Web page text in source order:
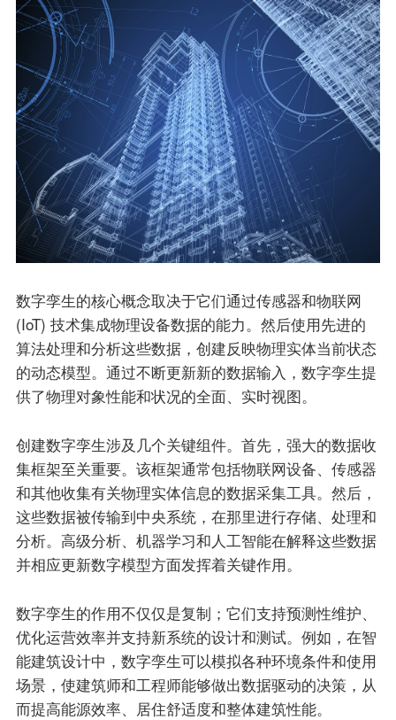
数字孪生的核心概念取决于它们通过传感器和物联网
(IoT) 技术集成物理设备数据的能力。然后使用先进的
算法处理和分析这些数据，创建反映物理实体当前状态
的动态模型。通过不断更新新的数据输入，数字孪生提
供了物理对象性能和状况的全面、实时视图。
创建数字孪生涉及几个关键组件。首先，强大的数据收
集框架至关重要。该框架通常包括物联网设备、传感器
和其他收集有关物理实体信息的数据采集工具。然后，
这些数据被传输到中央系统，在那里进行存储、处理和
分析。高级分析、机器学习和人工智能在解释这些数据
并相应更新数字模型方面发挥着关键作用。
数字孪生的作用不仅仅是复制；它们支持预测性维护、
优化运营效率并支持新系统的设计和测试。例如，在智
能建筑设计中，数字孪生可以模拟各种环境条件和使用
场景，使建筑师和工程师能够做出数据驱动的决策，从
而提高能源效率、居住舒适度和整体建筑性能。